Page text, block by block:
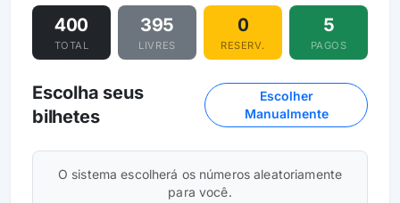
400
TOTAL
395
LIVRES
0
RESERV.
5
PAGOS
Escolha seus
bilhetes
Escolher
Manualmente
O sistema escolherá os números aleatoriamente
para você.